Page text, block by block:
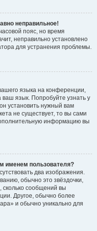
неправильное!
пояс, но время
неправильно установлено
для устранения проблемы.
языка на конференции,
язык. Попробуйте узнать у
установить нужный вам
не существует, то вы сами
информацию вы
именем пользователя?
два изображения.
обычно это звёздочки,
сколько сообщений вы
Другое, обычно более
и обычно уникально для